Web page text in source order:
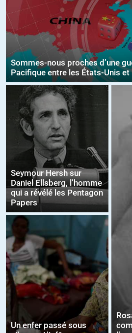
Sommes-nous proches d’une
Pacifique entre les États-Unis et
Seymour Hersh sur
Daniel Ellsberg, l’homme
qui a révélé les Pentagon
Papers
Un enfer passé sous